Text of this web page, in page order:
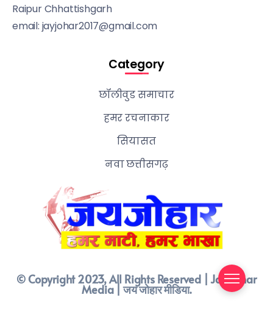
Raipur Chhattishgarh
email: jayjohar2017@gmail.com
Category
छॉलीवुड समाचार
हमर रचनाकार
सियासत
नवा छत्तीसगढ़
© Copyright 2023, All Rights Reserved | Jay Johar
Media | जय जोहार मीडिया.